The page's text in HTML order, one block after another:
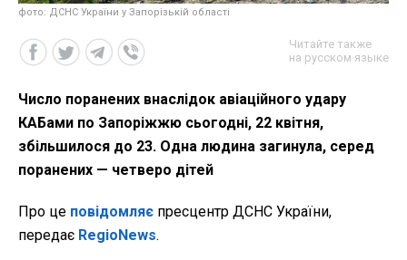
фото: ДСНС України у Запорізькій області
Читайте также
на русском языке
Число поранених внаслідок авіаційного удару
КАБами по Запоріжжю сьогодні, 22 квітня,
збільшилося до 23. Одна людина загинула, серед
поранених — четверо дітей
Про це повідомляє пресцентр ДСНС України,
передає RegioNews.